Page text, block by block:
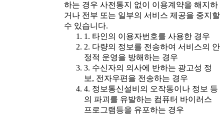
하는 경우 사전통지 없이 이용계약을 해지하
거나 전부 또는 일부의 서비스 제공을 중지할
수 있습니다.
1. 타인의 이용자번호를 사용한 경우
2. 다량의 정보를 전송하여 서비스의 안
정적 운영을 방해하는 경우
3. 수신자의 의사에 반하는 광고성 정
보, 전자우편을 전송하는 경우
4. 정보통신설비의 오작동이나 정보 등
의 파괴를 유발하는 컴퓨터 바이러스
프로그램등을 유포하는 경우